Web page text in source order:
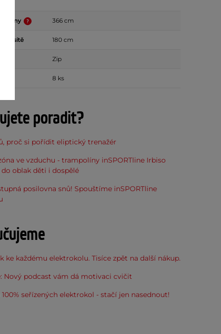
366 cm
sítě 180 cm
Zip
8 ks
poradit?
proč si pořídit eliptický trenažér
ve vzduchu - trampolíny inSPORTline Irbiso
oblak děti i dospělé
posilovna snů! Spouštíme inSPORTline
ke každému elektrokolu. Tisíce zpět na další nákup.
Nový podcast vám dá motivaci cvičit
100% seřízených elektrokol - stačí jen nasednout!